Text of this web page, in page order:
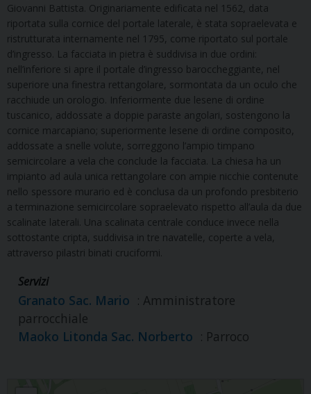
Giovanni Battista. Originariamente edificata nel 1562, data
riportata sulla cornice del portale laterale, è stata sopraelevata e
ristrutturata internamente nel 1795, come riportato sul portale
d’ingresso. La facciata in pietra è suddivisa in due ordini:
nell’inferiore si apre il portale d’ingresso baroccheggiante, nel
superiore una finestra rettangolare, sormontata da un oculo che
racchiude un orologio. Inferiormente due lesene di ordine
tuscanico, addossate a doppie paraste angolari, sostengono la
cornice marcapiano; superiormente lesene di ordine composito,
addossate a snelle volute, sorreggono l’ampio timpano
semicircolare a vela che conclude la facciata. La chiesa ha un
impianto ad aula unica rettangolare con ampie nicchie contenute
nello spessore murario ed è conclusa da un profondo presbiterio
a terminazione semicircolare sopraelevato rispetto all’aula da due
scalinate laterali. Una scalinata centrale conduce invece nella
sottostante cripta, suddivisa in tre navatelle, coperte a vela,
attraverso pilastri binati cruciformi.
Servizi
Granato Sac. Mario : Amministratore
parrocchiale
Maoko Litonda Sac. Norberto : Parroco